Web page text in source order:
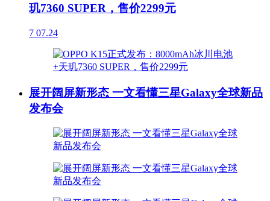
玑7360 SUPER，售价2299元
7 07.24
展开阔屏新形态 一文看懂三星Galaxy全球新品
发布会